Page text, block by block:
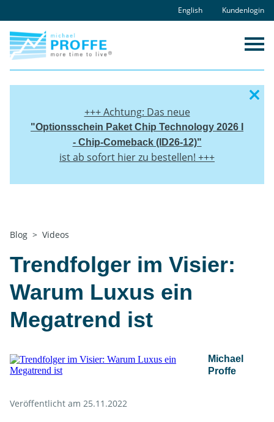
English Kundenlogin
+++ Achtung: Das neue
"Optionsschein Paket Chip Technology 2026 I
- Chip-Comeback (ID26-12)"
ist ab sofort hier zu bestellen! +++
Home
Blog Videos
Trendfolger im Visier:
Warum Luxus ein
Megatrend ist
Michael
Proffe
Veröffentlicht am 25.11.2022